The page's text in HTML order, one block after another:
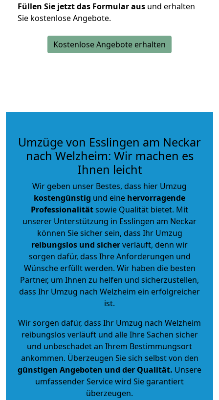
Füllen Sie jetzt das Formular aus und erhalten
Sie kostenlose Angebote.
Kostenlose Angebote erhalten
Umzüge von Esslingen am Neckar
nach Welzheim: Wir machen es
Ihnen leicht
Wir geben unser Bestes, dass hier Umzug
kostengünstig und eine hervorragende
Professionalitätsowie Qualität bietet. Mit
unserer Unterstützung in Esslingen am Neckar
können Sie sicher sein, dass Ihr Umzug
reibungslos und sicherverläuft, denn wir
sorgen dafür, dass Ihre Anforderungen und
Wünsche erfüllt werden. Wir haben die besten
Partner, um Ihnen zu helfen und sicherzustellen,
dass Ihr Umzug nach Welzheim ein erfolgreicher
ist.
Wir sorgen dafür, dass Ihr Umzug nach Welzheim
reibungslos verläuft und alle Ihre Sachen sicher
und unbeschadet an Ihrem Bestimmungsort
ankommen. Überzeugen Sie sich selbst von den
günstigen Angeboten und der Qualität. Unsere
umfassender Service wird Sie garantiert
überzeugen.